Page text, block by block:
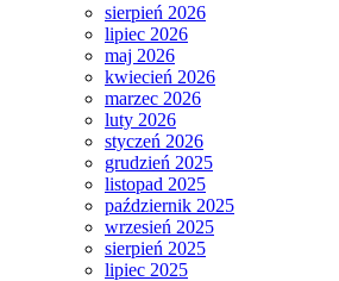
sierpień 2026
lipiec 2026
maj 2026
kwiecień 2026
marzec 2026
luty 2026
styczeń 2026
grudzień 2025
listopad 2025
październik 2025
wrzesień 2025
sierpień 2025
lipiec 2025